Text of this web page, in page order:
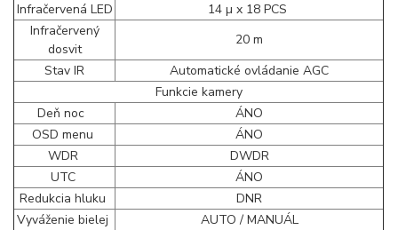
Infračervená LED
14 µ x 18 PCS
Infračervený
dosvit
20 m
Stav IR
Automatické ovládanie AGC
Funkcie kamery
Deň noc
ÁNO
OSD menu
ÁNO
WDR
DWDR
UTC
ÁNO
Redukcia hluku
DNR
Vyváženie bielej
AUTO / MANUÁL